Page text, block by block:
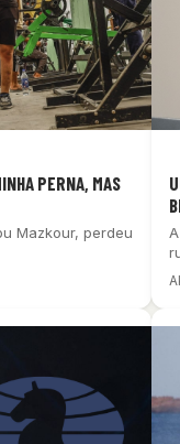
PERNA, MAS
Mazkour, perdeu